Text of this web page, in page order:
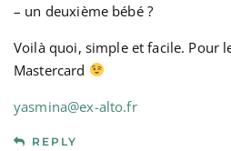
– un deuxième bébé ?
Voilà quoi, simple et facile. Pour
Mastercard
yasmina@ex-alto.fr
REPLY